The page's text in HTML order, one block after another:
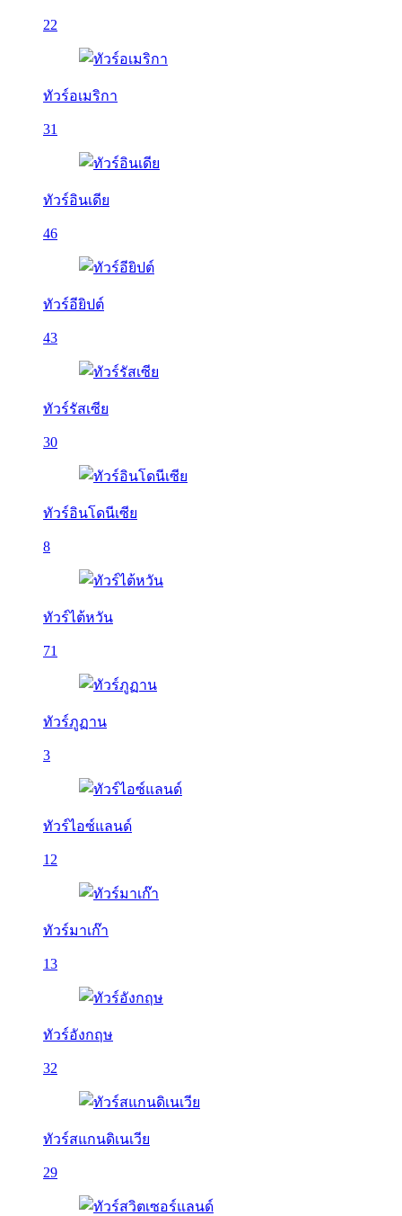
22
ทัวร์อเมริกา
31
ทัวร์อินเดีย
46
ทัวร์อียิปต์
43
ทัวร์รัสเซีย
30
ทัวร์อินโดนีเซีย
8
ทัวร์ไต้หวัน
71
ทัวร์ภูฏาน
3
ทัวร์ไอซ์แลนด์
12
ทัวร์มาเก๊า
13
ทัวร์อังกฤษ
32
ทัวร์สแกนดิเนเวีย
29